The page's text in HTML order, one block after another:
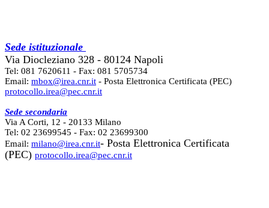
Sede istituzionale
Via Diocleziano 328 - 80124 Napoli
Tel: 081 7620611 - Fax: 081 5705734
Email: mbox@irea.cnr.it - Posta Elettronica Certificata (PEC)
protocollo.irea@pec.cnr.it
Sede secondaria
Via A Corti, 12 - 20133 Milano
Tel: 02 23699545 - Fax: 02 23699300
Email: milano@irea.cnr.it- Posta Elettronica Certificata
(PEC) protocollo.irea@pec.cnr.it